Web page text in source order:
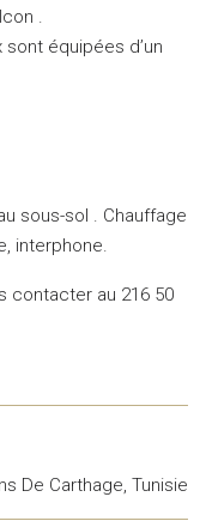
.
équipées d’un
sous-sol . Chauffage
interphone.
contacter au 216 50
De Carthage, Tunisie